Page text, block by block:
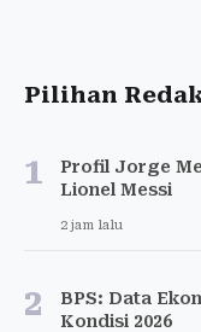
Pilihan
1
Profil Jorge
Lionel Messi
2 jam lalu
2
BPS: Data
Kondisi 2026